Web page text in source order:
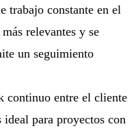
trabajo constante en el
relevantes y se
un seguimiento
continuo entre el cliente
para proyectos con